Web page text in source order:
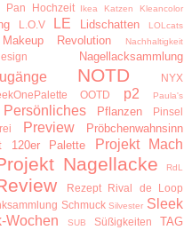
Pan
Hochzeit Ikea Katzen Kleancolor
L.O.V LE Lidschatten LOLcats
Makeup Revolution Nachhaltigkeit
Nagellacksammlung
NOTD
NYX
OOTD p2
Paula's
Persönliches Pflanzen
Pinsel
Preview
Pröbchenwahnsinn
120er Palette
Projekt Mach
Nagellacke RdL
Rezept
Rival de Loop
Schmuck Silvester Sleek
Wochen
SUB Süßigkeiten TAG